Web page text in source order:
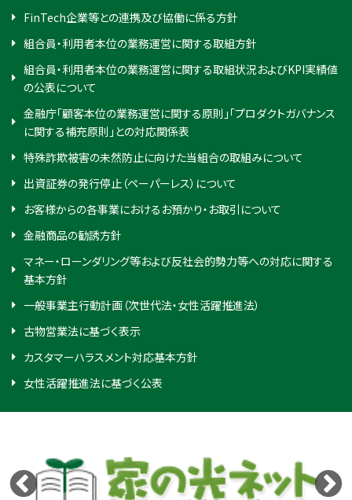
FinTech企業等との連携及び協働に係る方針
組合員・利用者本位の業務運営に関する取組方針
組合員・利用者本位の業務運営に関する取組状況およびKPI実績値
の公表について
金融庁「顧客本位の業務運営に関する原則」「プロダクトガバナンス
に関する補充原則」との対応関係表
特殊詐欺被害の未然防止に向けた当組合の取組みについて
出資証券の発行停止（ペーパーレス）について
お客様からの各事業におけるお預かり・お取引について
金融商品の勧誘方針
マネー・ローンダリング等および反社会的勢力等への対応に関する
基本方針
一般事業主行動計画（次世代法・女性活躍推進法）
古物営業法に基づく表示
カスタマーハラスメント対応基本方針
女性活躍推進法に基づく公表